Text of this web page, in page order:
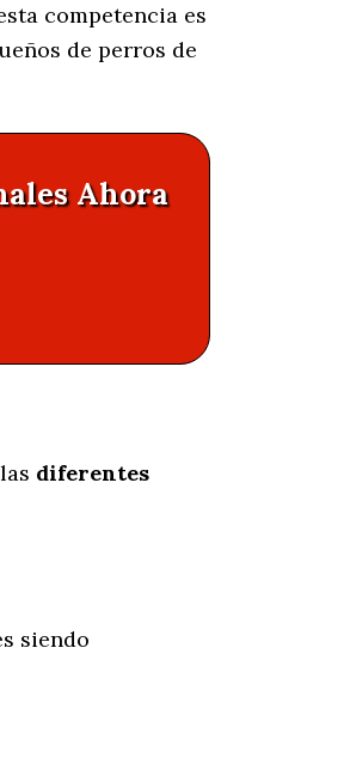
competencia es
de perros de
Ahora
diferentes
siendo